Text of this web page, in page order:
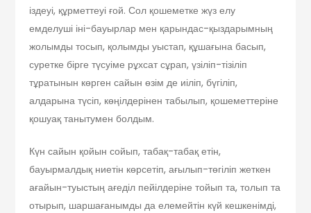
іздеуі, құрметтеуі ғой. Сол қошеметке жүз елу
емделуші іні-бауырлар мен қарындас-қыздарымның
жолымды тосып, қолымды уыстап, құшағына басып,
суретке бірге түсуіме рұхсат сұрап, үзіліп-тізіліп
тұратынын көрген сайын өзім де иіліп, бүгіліп,
алдарына түсіп, көңілдерінен табылып, қошеметтеріне
қошуақ танытумен болдым.
Күн сайын қойын сойып, табақ-табақ етін,
бауырмалдық ниетін көрсетіп, ағылып-төгіліп жеткен
ағайын-туыстың ағеділ пейілдеріне тойып та, толып та
отырып, шаршағанымды да елемейтін күй кешкенімді,